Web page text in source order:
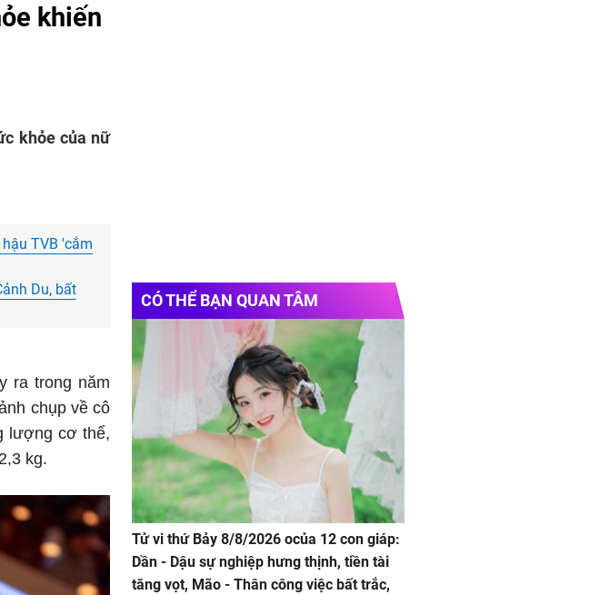
khiến
khỏe của nữ
TVB 'cắm
Du, bất
ra trong năm
chụp về cô
lượng cơ thể,
kg.
CÓ THỂ BẠN QUAN TÂM
Tử vi thứ Bảy 8/8/2026 ocủa 12 con giáp:
Dần - Dậu sự nghiệp hưng thịnh, tiền tài
tăng vọt, Mão - Thân công việc bất trắc,